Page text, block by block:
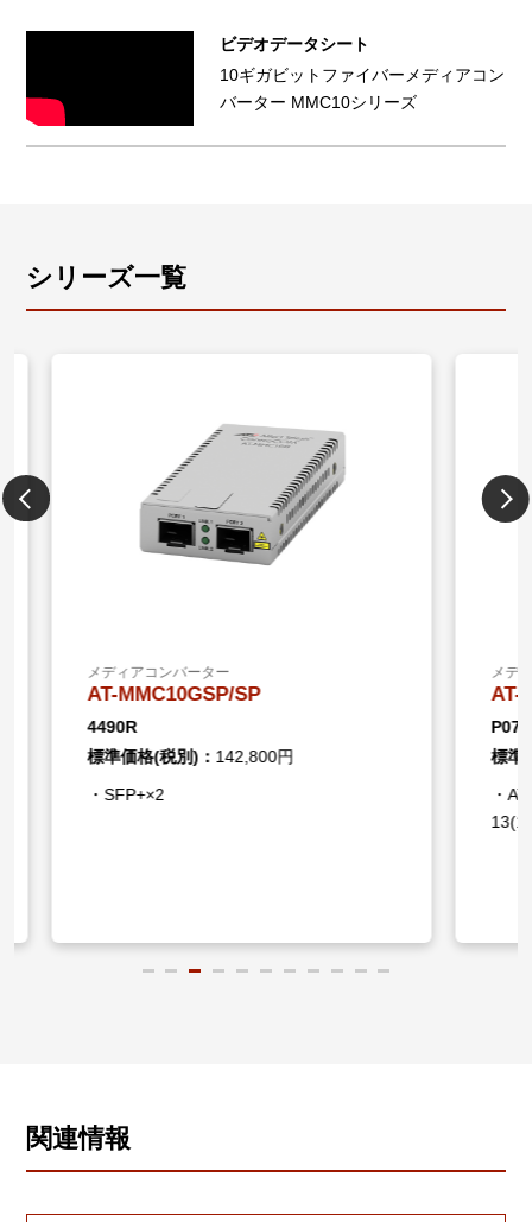
ビデオデータシート
10ギガビットファイバーメディアコン
バーター MMC10シリーズ
シリーズ一覧
メディアコンバーター
AT-MMC10GSP/SP
4490R
標準価格(税別)：142,800円
・SFP+×2
メディ
AT-
P0789
標準
・AT-
関連情報